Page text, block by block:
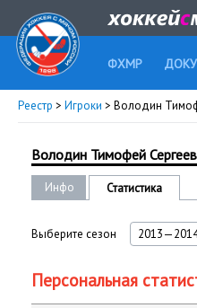
ФХМР
Реестр > Игроки > Володин
Володин Тимофей
Инфо Статистика
Выберите сезон
Персональная